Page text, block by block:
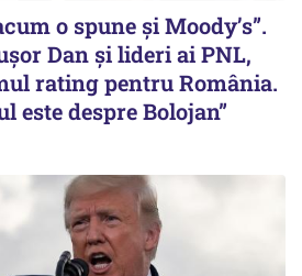
o spune și Moody’s”.
Dan și lideri ai PNL,
rating pentru România.
este despre Bolojan”